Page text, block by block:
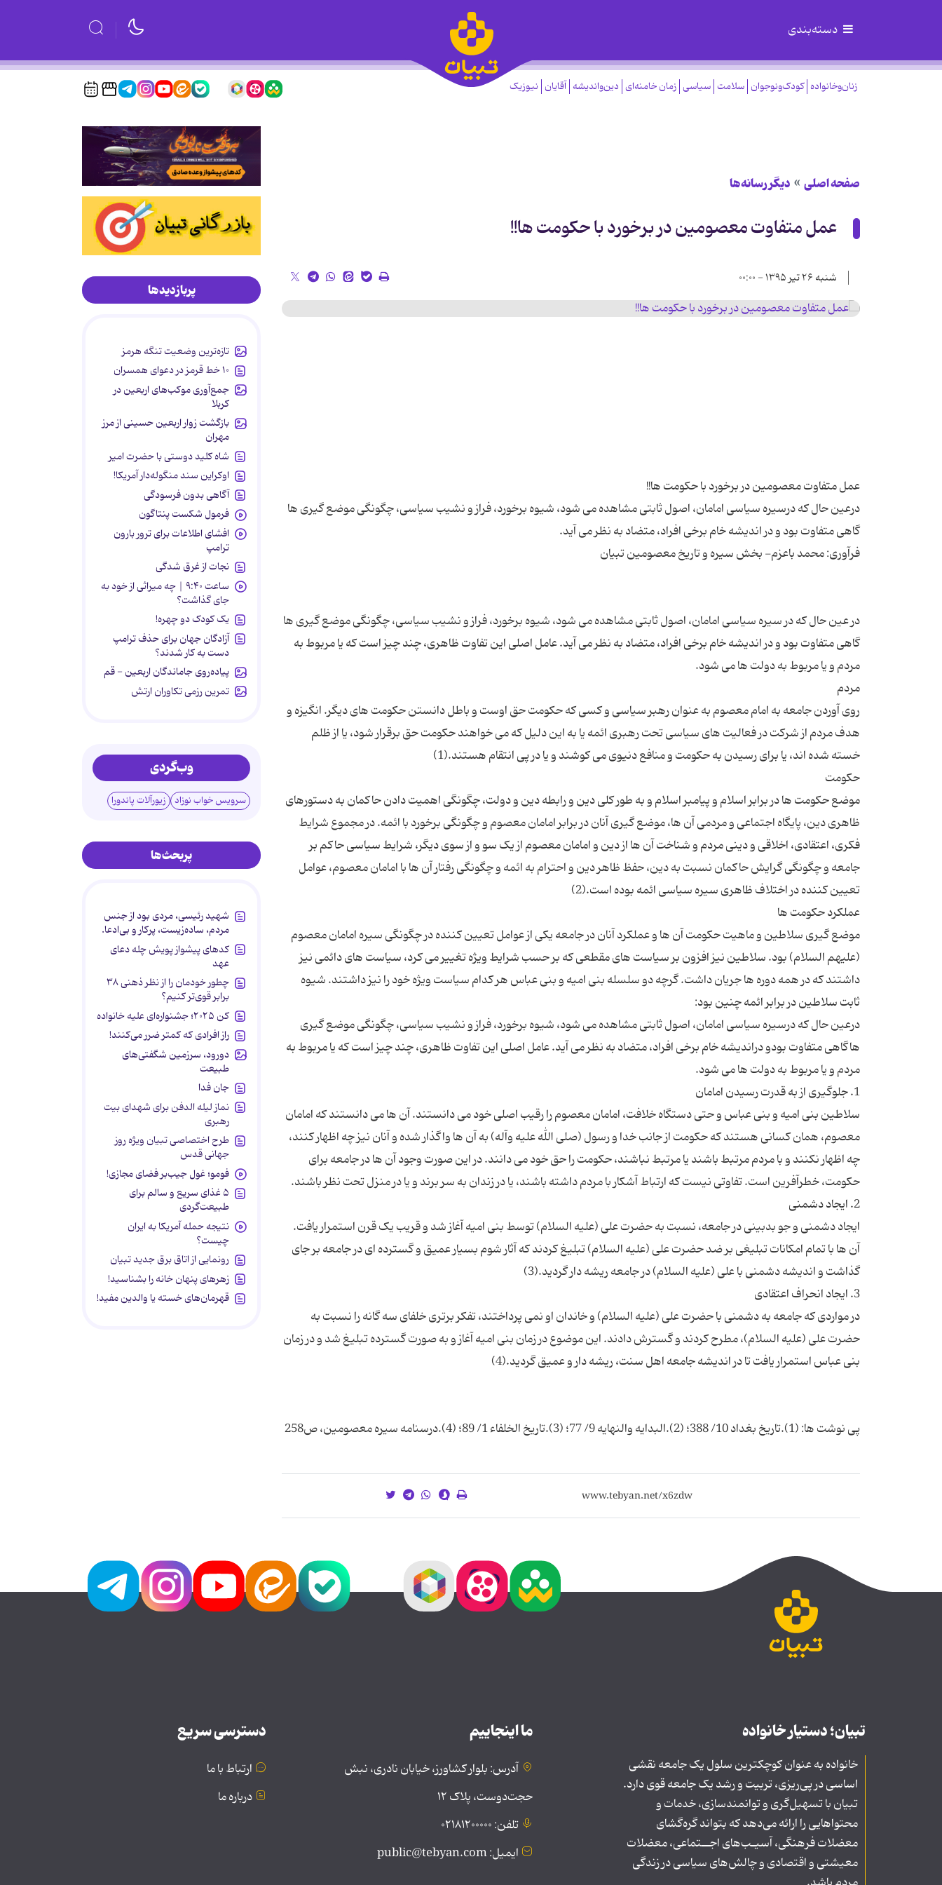
دسته‌بندی
زنان‌وخانواده کودک‌ونوجوان سلامت سیاسی زمان خامنه‌ای دین‌واندیشه آقایان نیوزیک
صفحه اصلی دیگر رسانه‌ها
عمل متفاوت معصومین در برخورد با حکومت ها!!
شنبه ۲۶ تیر ۱۳۹۵ - ۰۰:۰۰
درعین حال که درسیره سیاسی امامان، اصول ثابتی مشاهده می شود، شیوه برخورد، فراز و نشیب سیاسی، چگونگی موضع گیری ها
در عین حال که در سیره سیاسی امامان، اصول ثابتی مشاهده می شود، شیوه برخورد، فراز و نشیب سیاسی، چگونگی موضع گیری ها
گاهی متفاوت بود و در اندیشه خام برخی افراد، متضاد به نظر می آید. عامل اصلی این تفاوت ظاهری، چند چیز است که یا مربوط به
روی آوردن جامعه به امام معصوم به عنوان رهبر سیاسی و کسی که حکومت حق اوست و باطل دانستن حکومت های دیگر. انگیزه و
هدف مردم از شرکت در فعالیت های سیاسی تحت رهبری ائمه یا به این دلیل که می خواهند حکومت حق برقرار شود، یا از ظلم
موضع حکومت ها در برابر اسلام و پیامبر اسلام و به طور کلی دین و رابطه دین و دولت، چگونگی اهمیت دادن حاکمان به دستورهای
ظاهری دین، پایگاه اجتماعی و مردمی آن ها، موضع گیری آنان در برابر امامان معصوم و چگونگی برخورد با ائمه. در مجموع شرایط
فکری، اعتقادی، اخلاقی و دینی مردم و شناخت آن ها از دین و امامان معصوم از یک سو و از سوی دیگر، شرایط سیاسی حاکم بر
جامعه و چگونگی گرایش حاکمان نسبت به دین، حفظ ظاهر دین و احترام به ائمه و چگونگی رفتار آن ها با امامان معصوم، عوامل
موضع گیری سلاطین و ماهیت حکومت آن ها و عملکرد آنان در جامعه یکی از عوامل تعیین کننده در چگونگی سیره امامان معصوم
(علیهم السلام) بود. سلاطین نیز افزون بر سیاست های مقطعی که بر حسب شرایط ویژه تغییر می کرد، سیاست های دائمی نیز
داشتند که در همه دوره ها جریان داشت. گرچه دو سلسله بنی امیه و بنی عباس هر کدام سیاست ویژه خود را نیز داشتند. شیوه
درعین حال که درسیره سیاسی امامان، اصول ثابتی مشاهده می شود، شیوه برخورد، فراز و نشیب سیاسی، چگونگی موضع گیری
هاگاهی متفاوت بودو دراندیشه خام برخی افراد، متضاد به نظر می آید. عامل اصلی این تفاوت ظاهری، چند چیز است که یا مربوط به
سلاطین بنی امیه و بنی عباس و حتی دستگاه خلافت، امامان معصوم را رقیب اصلی خود می دانستند. آن ها می دانستند که امامان
معصوم، همان کسانی هستند که حکومت از جانب خدا و رسول (صلی الله علیه وآله) به آن ها واگذار شده و آنان نیز چه اظهار کنند،
چه اظهار نکنند و با مردم مرتبط باشند یا مرتبط نباشند، حکومت را حق خود می دانند. در این صورت وجود آن ها در جامعه برای
ایجاد دشمنی و جو بدبینی در جامعه، نسبت به حضرت علی (علیه السلام) توسط بنی امیه آغاز شد و قریب یک قرن استمرار یافت.
آن ها با تمام امکانات تبلیغی بر ضد حضرت علی (علیه السلام) تبلیغ کردند که آثار شوم بسیار عمیق و گسترده ای در جامعه بر جای
در مواردی که جامعه به دشمنی با حضرت علی (علیه السلام) و خاندان او نمی پرداختند، تفکر برتری خلفای سه گانه را نسبت به
حضرت علی (علیه السلام)، مطرح کردند و گسترش دادند. این موضوع در زمان بنی امیه آغاز و به صورت گسترده تبلیغ شد و در زمان
پی نوشت ها: (1).تاریخ بغداد 10/ 388؛ (2).البدایه والنهایه 9/ 77؛ (3).تاریخ الخلفاء 1/ 89؛ (4).درسنامه سیره معصومین، ص258
پربازدیدها
تازه‌ترین وضعیت تنگه هرمز
۱۰ خط قرمز در دعوای همسران
جمع‌آوری موکب‌های اربعین در
کربلا
بازگشت زوار اربعین حسینی از مرز
مهران
شاه کلید دوستی با حضرت امیر
اوکراین سند منگوله‌دار آمریکا!
آگاهی بدون فرسودگی
فرمول شکست پنتاگون
افشای اطلاعات برای ترور بارون
ترامپ
نجات از غرق شدگی
ساعت ۹:۴۰ | چه میراثی از خود به
جای گذاشت؟
یک کودک دو چهره!
آزادگان جهان برای حذف ترامپ
دست به کار شدند؟
پیاده‌روی جاماندگان اربعین - قم
تمرین رزمی تکاوران ارتش
وب‌گردی
سرویس خواب نوزاد زیورآلات پاندورا
پربحث‌ها
شهید رئیسی، مردی بود از جنس
مردم، ساده‌زیست، پرکار و بی‌ادعا.
کدهای پیشواز پویش چله دعای
عهد
چطور خودمان را از نظر ذهنی ۳۸
برابر قوی‌تر کنیم؟
کن ۲۰۲۵؛ جشنواره‌ای علیه خانواده
راز افرادی که کمتر ضرر می‌کنند!
دورود، سرزمین شگفتی‌های
طبیعت
جان فدا
نماز لیله الدفن برای شهدای بیت
رهبری
طرح اختصاصی تبیان ویژه روز
جهانی قدس
فومو؛ غول جیب‌بر فضای مجازی!
۵ غذای سریع و سالم برای
طبیعت‌گردی
نتیجه حمله آمریکا به ایران
چیست؟
رونمایی از اتاق برق جدید تبیان
زهرهای پنهان خانه را بشناسید!
قهرمان‌های خسته یا والدین مفید!
تبیان؛ دستیار خانواده
خانواده به عنوان کوچکترین سلول یک جامعه نقشی
اساسی در پی‌ریزی، تربیت و رشد یک جامعه قوی دارد.
تبیان با تسهیل‌گری و توانمندسازی، خدمات و
محتواهایی را ارائه می‌دهد که بتواند گره‌گشای
معضلات فرهنگی، آسیـب‌های اجــتماعی، معضلات
معیشتی و اقتصادی و چالش‌های سیاسی در زندگی
ما اینجاییم
آدرس: بلوار کشاورز، خیابان نادری، نبش
حجت‌دوست، پلاک ۱۲
تلفن: ۰۲۱۸۱۲۰۰۰۰۰
ایمیل: public@tebyan.com
دسترسی سریع
ارتباط با ما
درباره ما